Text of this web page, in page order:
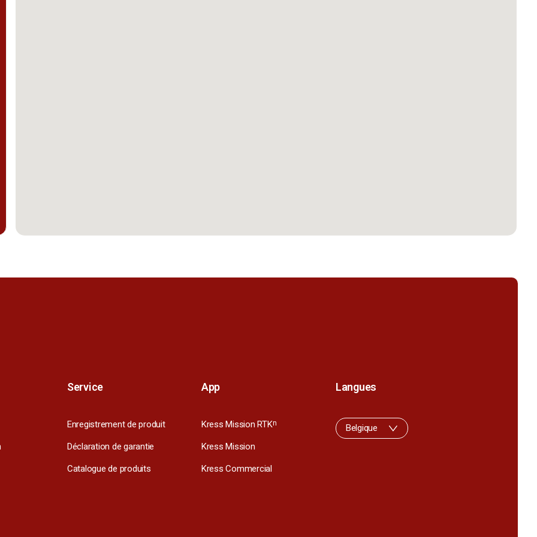
Service
Enregistrement de produit
Déclaration de garantie
Catalogue de produits
App
Kress Mission RTKn
Kress Mission
Kress Commercial
Langues
Belgique